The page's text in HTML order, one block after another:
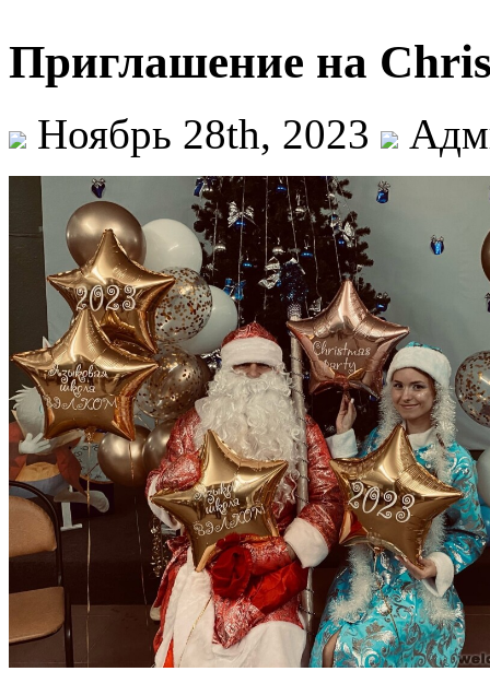
Приглашение на
Ноябрь 28th, 2023